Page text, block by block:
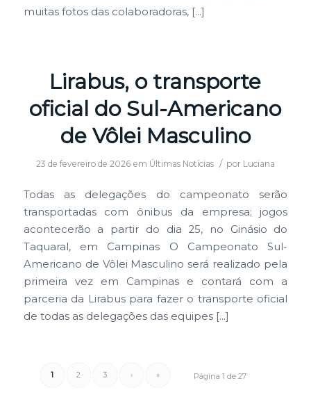
muitas fotos das colaboradoras, […]
Lirabus, o transporte
oficial do Sul-Americano
de Vôlei Masculino
23 de fevereiro de 2026 em Últimas Notícias / por Luciana
Todas as delegações do campeonato serão
transportadas com ônibus da empresa; jogos
acontecerão a partir do dia 25, no Ginásio do
Taquaral, em Campinas O Campeonato Sul-
Americano de Vôlei Masculino será realizado pela
primeira vez em Campinas e contará com a
parceria da Lirabus para fazer o transporte oficial
de todas as delegações das equipes […]
Página 1 de 27
1 2 3 › »